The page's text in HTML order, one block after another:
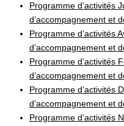
Programme d’activités
d’accompagnement et
Programme d’activités
d’accompagnement et
Programme d’activités
d’accompagnement et
Programme d’activités
d’accompagnement et
Programme d’activités